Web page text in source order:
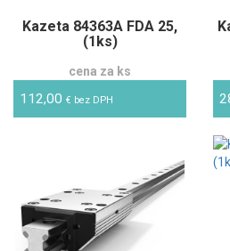
Kazeta 84363A FDA 25,
(1ks)
cena za ks
112,00 € bez DPH